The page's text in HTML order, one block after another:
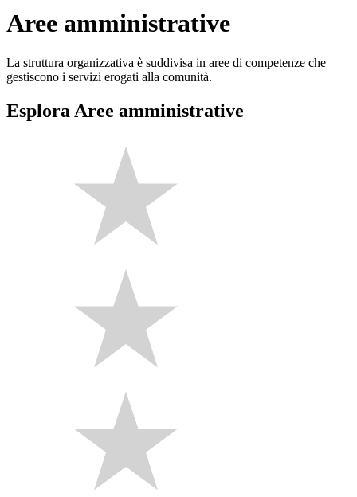
Aree amministrative
La struttura organizzativa è suddivisa in aree di competenze che
gestiscono i servizi erogati alla comunità.
Esplora Aree amministrative